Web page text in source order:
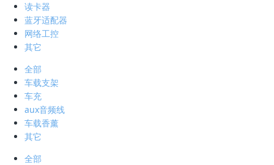
读卡器
蓝牙适配器
网络工控
其它
全部
车载支架
车充
aux音频线
车载香薰
其它
全部